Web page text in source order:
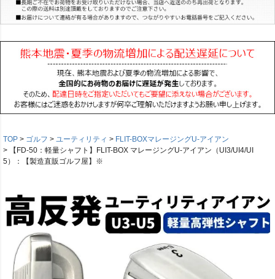
TOP ゴルフ ユーティリティ
FLIT-BOXマレージングU-アイアン
【FD-50：軽量シャフト】FLIT-BOX マレージングU-アイアン（UI3/UI4/UI
5）：【製造直販ゴルフ屋】※